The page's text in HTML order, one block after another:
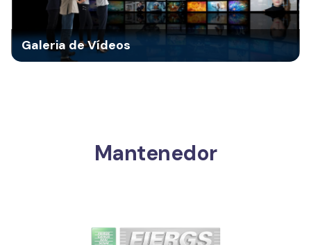
Galeria de Vídeos
Mantenedor